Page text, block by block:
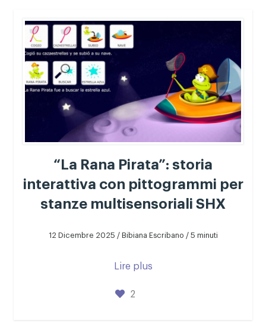
“La Rana Pirata”: storia
interattiva con pittogrammi per
stanze multisensoriali SHX
12 Dicembre 2025 / Bibiana Escribano / 5 minuti
Lire plus
2